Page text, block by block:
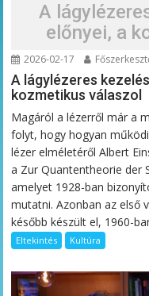
A
előnyei, a
2026-02-17
A lágylézeres
kozmetikus válaszol
Magáról a lézerről már a
folyt, hogy hogyan
lézer elméletéről Albert
a Zur Quantentheorie der
amelyet 1928-ban
mutatni. Azonban az első
később készült el, 1960-
Eltekintés Kultúra